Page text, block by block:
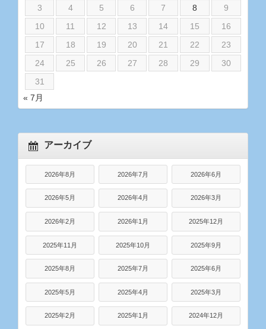
3
4 5 6 7 8
9
10
11 12 13 14 15
16
17
18 19 20 21 22
23
24
25 26 27 28 29
30
31
« 7月
アーカイブ
2026年8月 2026年7月 2026年6月
2026年5月 2026年4月 2026年3月
2026年2月 2026年1月 2025年12月
2025年11月 2025年10月 2025年9月
2025年8月 2025年7月 2025年6月
2025年5月 2025年4月 2025年3月
2025年2月 2025年1月 2024年12月